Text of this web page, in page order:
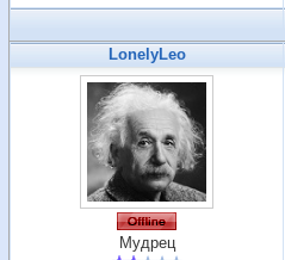
LonelyLeo
Мудрец